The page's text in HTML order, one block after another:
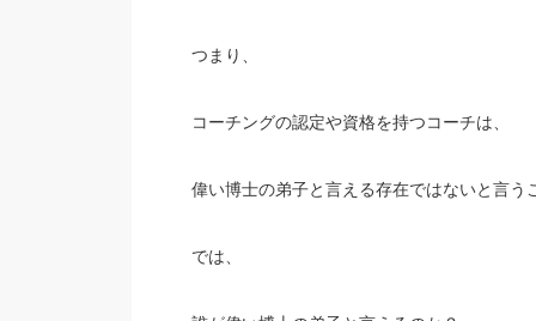
つまり、
コーチングの認定や資格を持つコーチは、
偉い博士の弟子と言える存在ではないと言う
では、